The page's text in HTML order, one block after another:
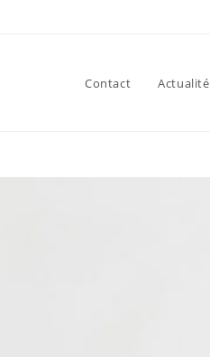
Contact Actualité